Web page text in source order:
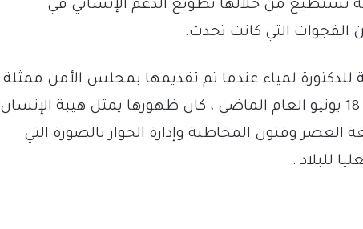
تستطيع من خلالها تطويع الدعم الإنساني في
الفجوات التي كانت تحدث.
للدكتورة لمياء عندما تم تقديمها بمجلس الأمن ممثلة
لمنظمات المجتمع المدني في 18 يونيو العام الماضي ، كان ظهورها يمثل هيبة الإنسان
العصر وفنون المخاطبة وإدارة الحوار بالصورة التي
للبلاد .